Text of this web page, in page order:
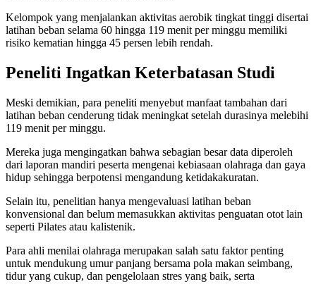
Kelompok yang menjalankan aktivitas aerobik tingkat tinggi disertai
latihan beban selama 60 hingga 119 menit per minggu memiliki
risiko kematian hingga 45 persen lebih rendah.
Peneliti Ingatkan Keterbatasan Studi
Meski demikian, para peneliti menyebut manfaat tambahan dari
latihan beban cenderung tidak meningkat setelah durasinya melebihi
119 menit per minggu.
Mereka juga mengingatkan bahwa sebagian besar data diperoleh
dari laporan mandiri peserta mengenai kebiasaan olahraga dan gaya
hidup sehingga berpotensi mengandung ketidakakuratan.
Selain itu, penelitian hanya mengevaluasi latihan beban
konvensional dan belum memasukkan aktivitas penguatan otot lain
seperti Pilates atau kalistenik.
Para ahli menilai olahraga merupakan salah satu faktor penting
untuk mendukung umur panjang bersama pola makan seimbang,
tidur yang cukup, dan pengelolaan stres yang baik, serta